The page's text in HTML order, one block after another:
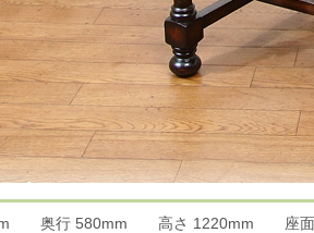
奥行 580mm 高さ 1220mm 座